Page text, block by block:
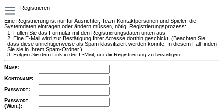
Registrieren
Eine Registrierung ist nur für Ausrichter, Team-Kontaktpersonen und Spieler, die
Systemdaten eintragen oder ändern müssen, nötig. Registrierungsprozess:
Füllen Sie das Formular mit den Registrierungsdaten unten aus.
Eine E-Mail wird zur Bestätigung Ihrer Adresse dorthin geschickt. (Beachten Sie,
dass diese unrichtigerweise als Spam klassifiziert werden könnte. In diesem Fall finden
Sie sie in Ihrem Spam-Ordner.)
Folgen Sie dem Link in der E-Mail, um die Registrierung zu bestätigen.
Name:
Kontoname:
Passwort:
Passwort
(Wdh.):